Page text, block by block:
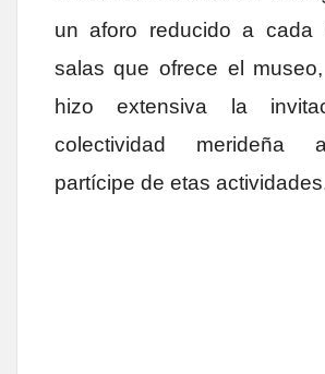
un aforo reducido a cada
salas que ofrece el
hizo extensiva la
colectividad merideña
partícipe de etas